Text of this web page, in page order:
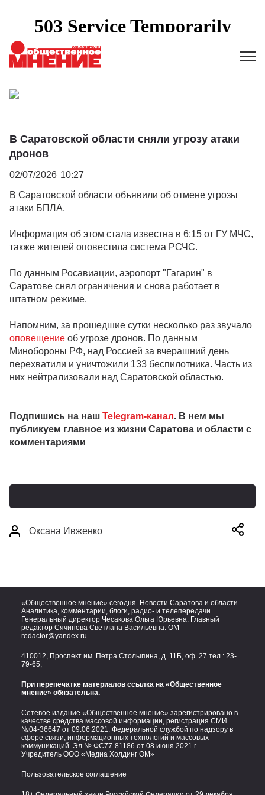
В Саратовской области сняли угрозу атаки
дронов
02/07/2026 10:27
В Саратовской области объявили об отмене угрозы
атаки БПЛА.
Информация об этом стала известна в 6:15 от ГУ МЧС,
также жителей оповестила система РСЧС.
По данным Росавиации, аэропорт "Гагарин" в
Саратове снял ограничения и снова работает в
штатном режиме.
Напомним, за прошедшие сутки несколько раз звучало
оповещение об угрозе дронов. По данным
Минобороны РФ, над Россией за вчерашний день
перехватили и уничтожили 133 беспилотника. Часть из
них нейтрализовали над Саратовской областью.
Подпишись на наш Telegram-канал. В нем мы
публикуем главное из жизни Саратова и области с
комментариями
Оксана Ивженко
«Общественное мнение» сегодня. Новости Саратова и области.
Аналитика, комментарии, блоги, радио- и телепередачи.
Генеральный директор Чесакова Ольга Юрьевна. Главный
редактор Сячинова Светлана Васильевна: OM-
redactor@yandex.ru
410012, Проспект им. Петра Столыпина, д. 11Б, оф. 27 тел.: 23-
79-65,
При перепечатке материалов ссылка на «Общественное
мнение» обязательна.
Сетевое издание «Общественное мнение» зарегистрировано в
качестве средства массовой информации, регистрация СМИ
№04-36647 от 09.06.2021. Федеральной службой по надзору в
сфере связи, информационных технологий и массовых
коммуникаций. Эл № ФС77-81186 от 08 июня 2021 г.
Учредитель ООО «Медиа Холдинг ОМ»
Пользовательское соглашение